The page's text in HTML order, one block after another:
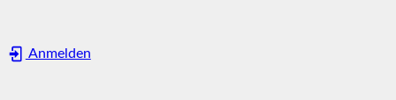
Anmelden